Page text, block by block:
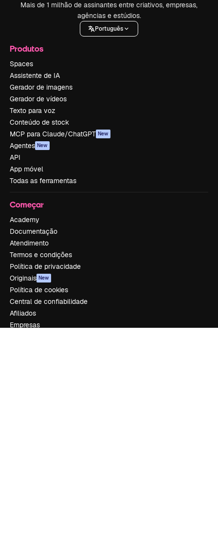
Mais de 1 milhão de assinantes entre criativos, empresas,
agências e estúdios.
Português
Produtos
Spaces
Assistente de IA
Gerador de imagens
Gerador de vídeos
Texto para voz
Conteúdo de stock
MCP para Claude/ChatGPT New
Agentes New
API
App móvel
Todas as ferramentas
Começar
Academy
Documentação
Atendimento
Termos e condições
Política de privacidade
Originais New
Política de cookies
Central de confiabilidade
Afiliados
Empresas